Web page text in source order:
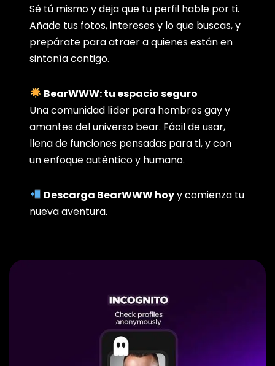
Sé tú mismo y deja que tu perfil hable por ti.
Añade tus fotos, intereses y lo que buscas, y
prepárate para atraer a quienes están en
sintonía contigo.
BearWWW: tu espacio seguro
Una comunidad líder para hombres gay y
amantes del universo bear. Fácil de usar,
llena de funciones pensadas para ti, y con
un enfoque auténtico y humano.
Descarga BearWWW hoyy comienza tu
nueva aventura.